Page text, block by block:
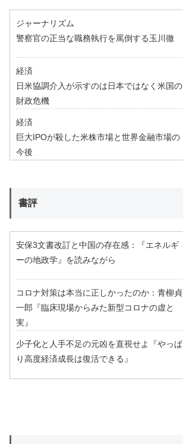
ジャーナリズム
警察官の正当な職務執行を罵倒する玉川徹
経済
日米協調介入が示すのは日本ではなく米国の
財政危機
経済
巨大IPOが殺した米株市場と世界金融市場の
今後
書評
安保3文書改訂と中国の存在感：『エネルギ
ーの地政学』を読みながら
コロナ対策は本当に正しかったのか：青柳貞
一郎『臨床現場からみた新型コロナの虚と
実』
少子化と人手不足の元凶を直視せよ『やっぱ
り高度経済成長は復活できる』